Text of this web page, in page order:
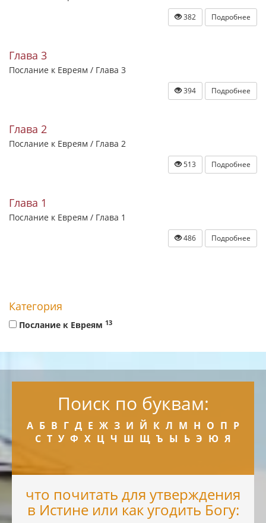
382 Подробнее
Глава 3
Послание к Евреям / Глава 3
394 Подробнее
Глава 2
Послание к Евреям / Глава 2
513 Подробнее
Глава 1
Послание к Евреям / Глава 1
486 Подробнее
Категория
Послание к Евреям 13
Поиск по буквам:
А Б В Г Д Е Ж З И Й К Л М Н О П Р
С Т У Ф Х Ц Ч Ш Щ Ъ Ы Ь Э Ю Я
что почитать для утверждения
в Истине или как угодить Богу: